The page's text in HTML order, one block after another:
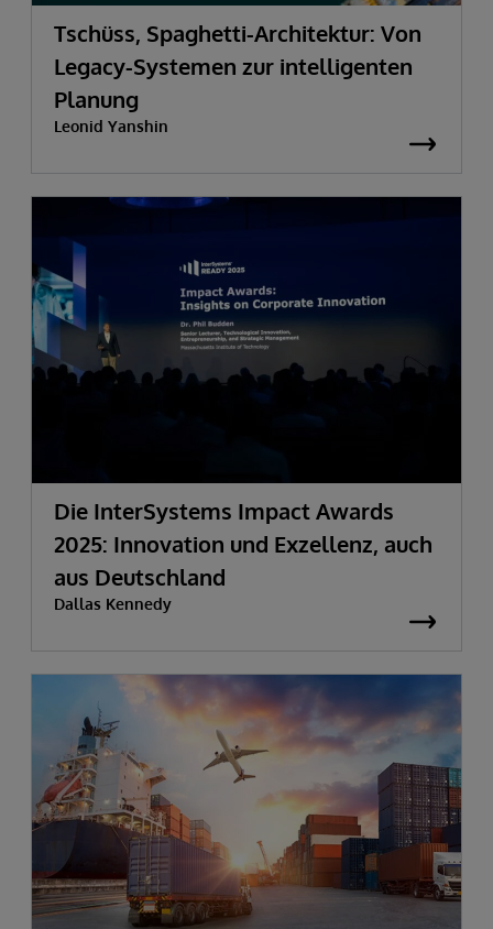
Tschüss, Spaghetti-Architektur: Von
Legacy-Systemen zur intelligenten
Planung
Leonid Yanshin
Die InterSystems Impact Awards
2025: Innovation und Exzellenz, auch
aus Deutschland
Dallas Kennedy